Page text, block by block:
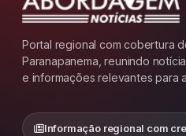
Portal regional com cobertura
Paranapanema, reunindo
e informações relevantes para
Informação regional com